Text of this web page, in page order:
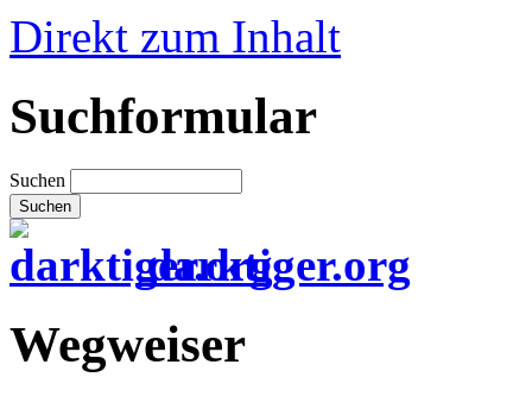
Direkt zum Inhalt
Suchformular
Suchen
darktiger.org
Wegweiser